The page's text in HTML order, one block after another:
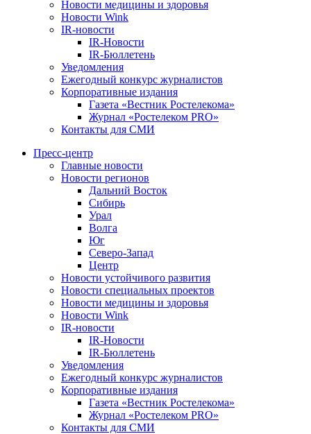
Новости медицины и здоровья
Новости Wink
IR-новости
IR-Новости
IR-Бюллетень
Уведомления
Ежегодный конкурс журналистов
Корпоративные издания
Газета «Вестник Ростелекома»
Журнал «Ростелеком PRO»
Контакты для СМИ
Пресс-центр
Главные новости
Новости регионов
Дальний Восток
Сибирь
Урал
Волга
Юг
Северо-Запад
Центр
Новости устойчивого развития
Новости специальных проектов
Новости медицины и здоровья
Новости Wink
IR-новости
IR-Новости
IR-Бюллетень
Уведомления
Ежегодный конкурс журналистов
Корпоративные издания
Газета «Вестник Ростелекома»
Журнал «Ростелеком PRO»
Контакты для СМИ